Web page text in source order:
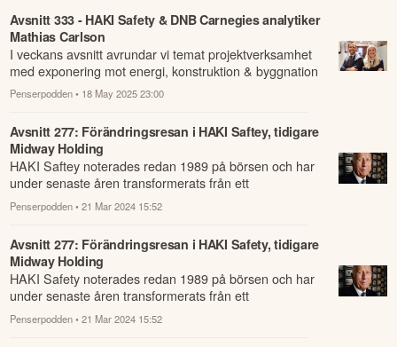
Avsnitt 333 - HAKI Safety & DNB Carnegies analytiker
Mathias Carlson
I veckans avsnitt avrundar vi temat projektverksamhet
med exponering mot energi, konstruktion & byggnation
och lär oss mer om industribolage...
Penserpodden • 18 May 2025 23:00
Avsnitt 277: Förändringsresan i HAKI Saftey, tidigare
Midway Holding
HAKI Saftey noterades redan 1989 på börsen och har
under senaste åren transformerats från ett
konglomeratet till att idag fokusera på ställn...
Penserpodden • 21 Mar 2024 15:52
Avsnitt 277: Förändringsresan i HAKI Safety, tidigare
Midway Holding
HAKI Safety noterades redan 1989 på börsen och har
under senaste åren transformerats från ett
konglomeratet till att idag fokusera på ställn...
Penserpodden • 21 Mar 2024 15:52